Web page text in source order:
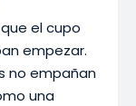
el cupo
empezar.
no empañan
una